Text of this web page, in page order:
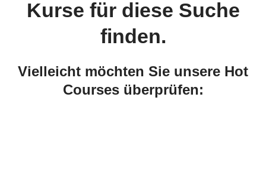
Kurse für diese Suche
finden.
Vielleicht möchten Sie unsere Hot
Courses überprüfen: